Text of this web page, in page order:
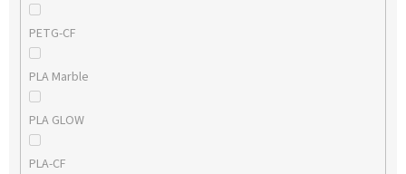
PETG-CF
PLA Marble
PLA GLOW
PLA-CF